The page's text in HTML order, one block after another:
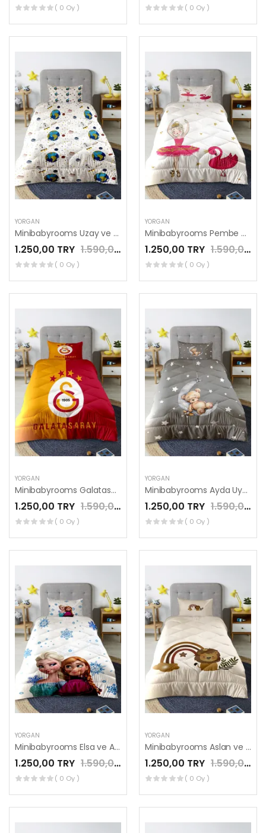
( 0 Oy ) ( 0 Oy )
YORGAN
Minibabyrooms Uzay ve Gezegenler Desenli Kapitone Yorgan
1.250,00 TRY 1.590,00 TRY
( 0 Oy )
YORGAN
Minibabyrooms Pembe Balerin Kız ve Kuğu Desenli Kapitone Yorgan
1.250,00 TRY 1.590,00 TRY
( 0 Oy )
YORGAN
Minibabyrooms Galatasaray Parçalı Desenli Kapitone Yorgan
1.250,00 TRY 1.590,00 TRY
( 0 Oy )
YORGAN
Minibabyrooms Ayda Uyuyan Ayıcık Desenli Kapitone Yorgan
1.250,00 TRY 1.590,00 TRY
( 0 Oy )
YORGAN
Minibabyrooms Elsa ve Anna Desenli Kapitone Yorgan
1.250,00 TRY 1.590,00 TRY
( 0 Oy )
YORGAN
Minibabyrooms Aslan ve Gökkuşağı Desenli Kapitone Yorgan
1.250,00 TRY 1.590,00 TRY
( 0 Oy )